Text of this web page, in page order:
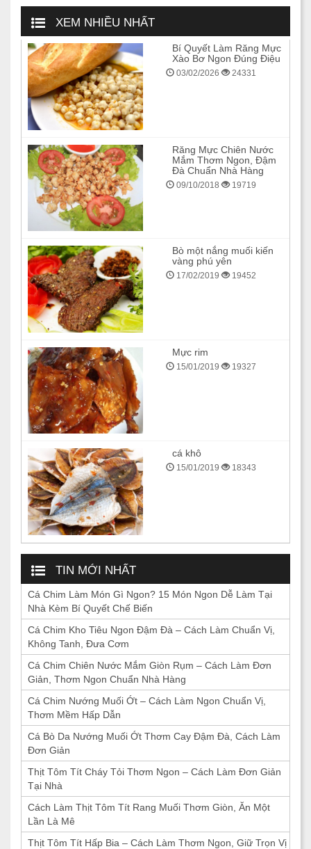
XEM NHIỀU NHẤT
Bí Quyết Làm Răng Mực
Xào Bơ Ngon Đúng Điệu
03/02/2026 24331
Răng Mực Chiên Nước
Mắm Thơm Ngon, Đậm
Đà Chuẩn Nhà Hàng
09/10/2018 19719
Bò một nắng muối kiến
vàng phú yên
17/02/2019 19452
Mực rim
15/01/2019 19327
cá khô
15/01/2019 18343
TIN MỚI NHẤT
Cá Chim Làm Món Gì Ngon? 15 Món Ngon Dễ Làm Tại
Nhà Kèm Bí Quyết Chế Biến
Cá Chim Kho Tiêu Ngon Đậm Đà – Cách Làm Chuẩn Vị,
Không Tanh, Đưa Cơm
Cá Chim Chiên Nước Mắm Giòn Rụm – Cách Làm Đơn
Giản, Thơm Ngon Chuẩn Nhà Hàng
Cá Chim Nướng Muối Ớt – Cách Làm Ngon Chuẩn Vị,
Thơm Mềm Hấp Dẫn
Cá Bò Da Nướng Muối Ớt Thơm Cay Đậm Đà, Cách Làm
Đơn Giản
Thịt Tôm Tít Cháy Tỏi Thơm Ngon – Cách Làm Đơn Giản
Tại Nhà
Cách Làm Thịt Tôm Tít Rang Muối Thơm Giòn, Ăn Một
Lần Là Mê
Thịt Tôm Tít Hấp Bia – Cách Làm Thơm Ngon, Giữ Trọn Vị